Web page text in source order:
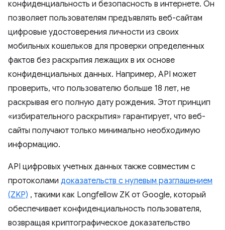
конфиденциальность и безопасность в интернете. Он
позволяет пользователям предъявлять веб-сайтам
цифровые удостоверения личности из своих
мобильных кошельков для проверки определенных
фактов без раскрытия лежащих в их основе
конфиденциальных данных. Например, API может
проверить, что пользователю больше 18 лет, не
раскрывая его полную дату рождения. Этот принцип
«избирательного раскрытия» гарантирует, что веб-
сайты получают только минимально необходимую
информацию.
API цифровых учетных данных также совместим с
протоколами доказательств с нулевым разглашением
(ZKP) , такими как Longfellow ZK от Google, который
обеспечивает конфиденциальность пользователя,
возвращая криптографическое доказательство